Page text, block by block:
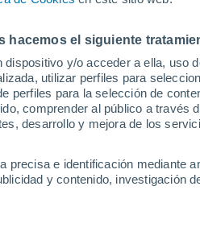
hacemos el siguiente
dispositivo y/o acceder a ella, uso
utilizar perfiles para
perfiles para la selección de
comprender al público a
desarrollo y mejora de los
precisa e identificación mediante
y contenido, investigación
0 / 0
nieve